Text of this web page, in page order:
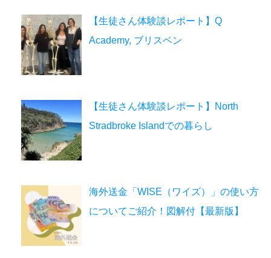
【生徒さん体験談レポート】Q
Academy, ブリスベン
【生徒さん体験談レポート】North
Stradbroke Islandでの暮らし
海外送金「WISE（ワイズ）」の使い方
についてご紹介！図解付【最新版】